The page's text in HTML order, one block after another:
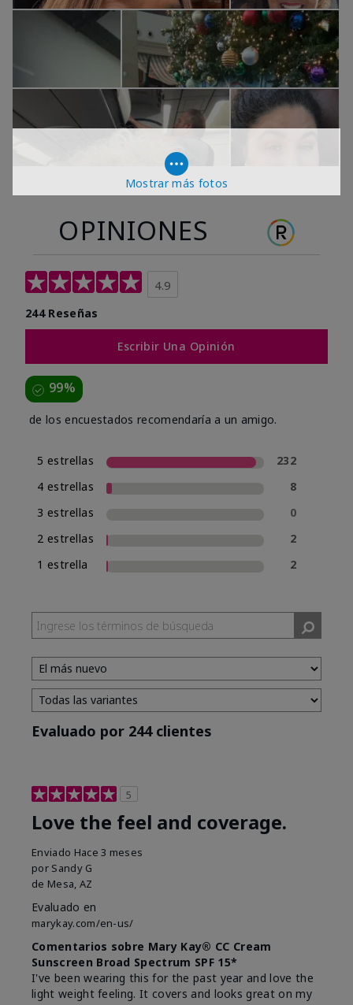
Mostrar más fotos
OPINIONES
4.9
244 Reseñas
Escribir Una Opinión
99%
de los encuestados recomendaría a un amigo.
5 estrellas
232
4 estrellas
8
3 estrellas
0
2 estrellas
2
1 estrella
2
Evaluado por 244 clientes
5
Love the feel and coverage.
Enviado Hace 3 meses
por Sandy G
de Mesa, AZ
Evaluado en
marykay.com/en-us/
Comentarios sobre Mary Kay® CC Cream
Sunscreen Broad Spectrum SPF 15*
I've been wearing this for the past year and love the
light weight feeling. It covers and looks great on my